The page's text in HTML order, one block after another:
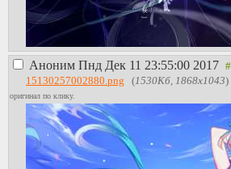
Аноним Пнд Дек 11 23:55:00 2017
15130257002880.png (1530Кб, 1868x1043)
оригинал по клику.